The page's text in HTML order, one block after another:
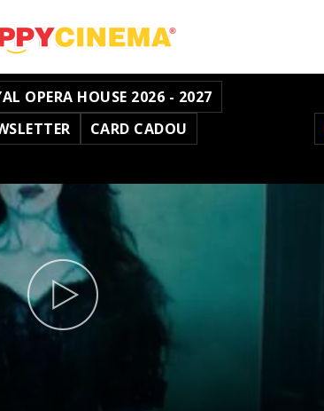
OPERA HOUSE 2026 - 2027
CARD CADOU